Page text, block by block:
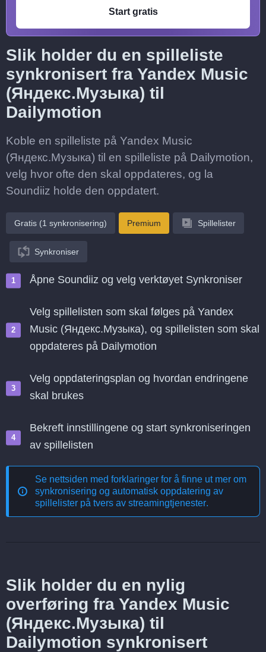
Start gratis
Slik holder du en spilleliste
synkronisert fra Yandex Music
(Яндекс.Музыка) til
Dailymotion
Koble en spilleliste på Yandex Music
(Яндекс.Музыка) til en spilleliste på Dailymotion,
velg hvor ofte den skal oppdateres, og la
Soundiiz holde den oppdatert.
Gratis (1 synkronisering) Premium Spillelister
Synkroniser
Åpne Soundiiz og velg verktøyet Synkroniser
Velg spillelisten som skal følges på Yandex
Music (Яндекс.Музыка), og spillelisten som skal
oppdateres på Dailymotion
Velg oppdateringsplan og hvordan endringene
skal brukes
Bekreft innstillingene og start synkroniseringen
av spillelisten
Se nettsiden med forklaringer for å finne ut mer om
synkronisering og automatisk oppdatering av
spillelister på tvers av streamingtjenester.
Slik holder du en nylig
overføring fra Yandex Music
(Яндекс.Музыка) til
Dailymotion synkronisert